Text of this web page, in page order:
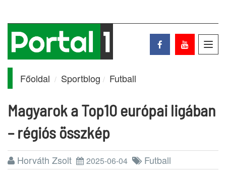
Főoldal Sportblog Futball
Magyarok a Top10 európai ligában
– régiós összkép
Horváth Zsolt 2025-06-04 Futball